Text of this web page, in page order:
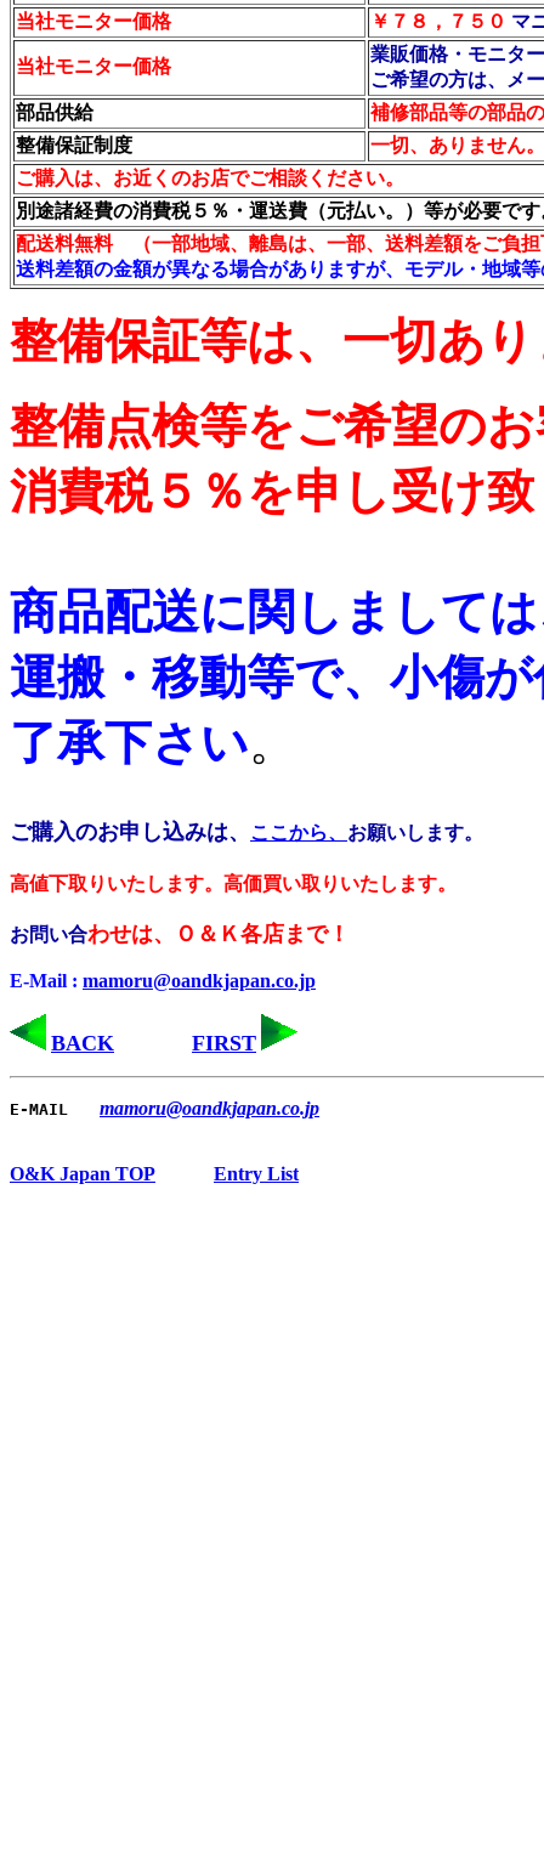
当社モニター価格 ￥ ７８，７５０ マ
当社モニター価格
業販価格・モニタ
ご希望の方は、メ
部品供給
補修部品等の部品
整備保証制度
一切、ありません。
ご購入は、お近くのお店でご相談ください。
別途諸経費の消費税５％・運送費（元払い。）等が必要です
配送料無料 （一部地域、離島は、一部、送料差額をご負担
送料差額の金額が異なる場合がありますが、モデル・地域
整備保証等は、一切あ
整備点検等をご希望の
消費税５％を申し受け
商品配送に関しまして
運搬・移動等で、小傷
了承下さい。
ご購入のお申し込みは、 ここから、 お願いします。
高値下取りいたします。高価買い取りいたします。
お問い合わせは、Ｏ＆Ｋ各店まで！
E-Mail : mamoru@oandkjapan.co.jp
BACK FIRST
E-MAIL mamoru@oandkjapan.co.jp
O&K Japan TOP Entry List